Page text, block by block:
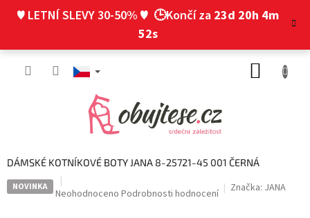
♥ LETNÍ SLEVY 30-50% ♥ 🕒Končí za 23d 20h 4m
51s
DÁMSKÉ KOTNÍKOVÉ BOTY JANA 8-25721-45 001 ČERNÁ
NOVINKA
Průměrné
Neohodnoceno Podrobnosti hodnocení Značka: JANA